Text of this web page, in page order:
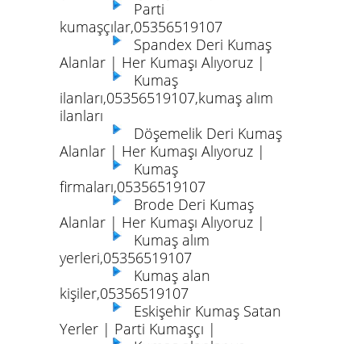
Parti
kumaşçılar,05356519107
Spandex Deri Kumaş
Alanlar | Her Kumaşı Alıyoruz |
Kumaş
ilanları,05356519107,kumaş alım
ilanları
Döşemelik Deri Kumaş
Alanlar | Her Kumaşı Alıyoruz |
Kumaş
firmaları,05356519107
Brode Deri Kumaş
Alanlar | Her Kumaşı Alıyoruz |
Kumaş alım
yerleri,05356519107
Kumaş alan
kişiler,05356519107
Eskişehir Kumaş Satan
Yerler | Parti Kumaşçı |